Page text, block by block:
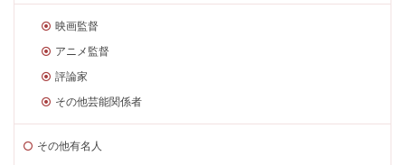
映画監督
アニメ監督
評論家
その他芸能関係者
その他有名人